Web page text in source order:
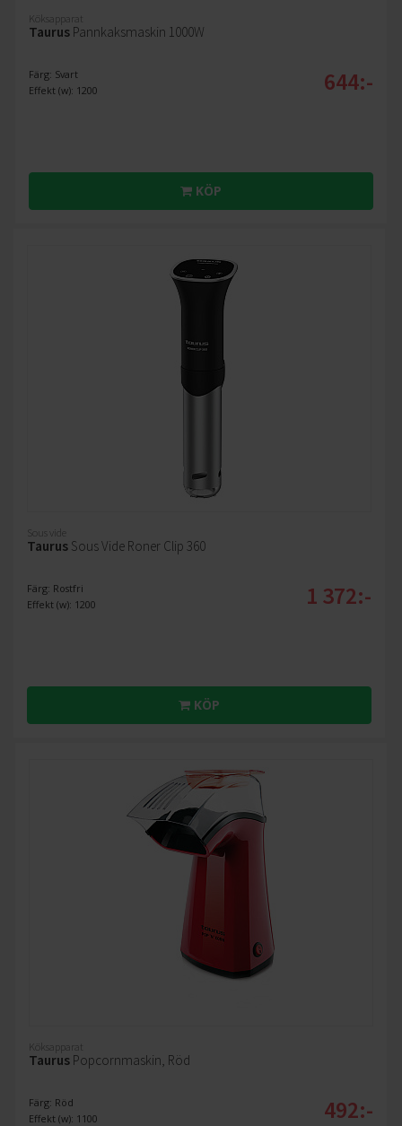
Köksapparat
Taurus Pannkaksmaskin 1000W
Färg: Svart
Effekt (w): 1200
644:-
KÖP
Sous vide
Taurus Sous Vide Roner Clip 360
Färg: Rostfri
Effekt (w): 1200
1 372:-
KÖP
Köksapparat
Taurus Popcornmaskin, Röd
Färg: Röd
Effekt (w): 1100
492:-